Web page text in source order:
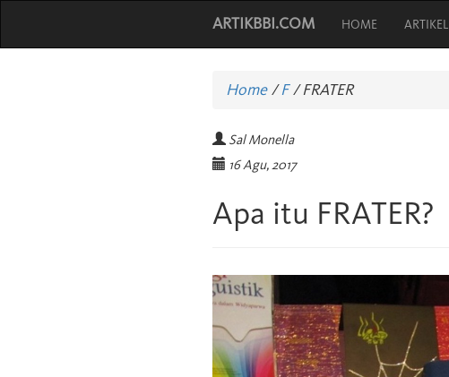
ARTIKBBI.COM HOME ARTIKEL
Home/F /FRATER
Sal Monella
16 Agu, 2017
Apa itu FRATER?